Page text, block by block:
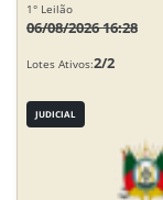
1° Leilão
06/08/2026 16:28
Lotes Ativos:2/2
JUDICIAL